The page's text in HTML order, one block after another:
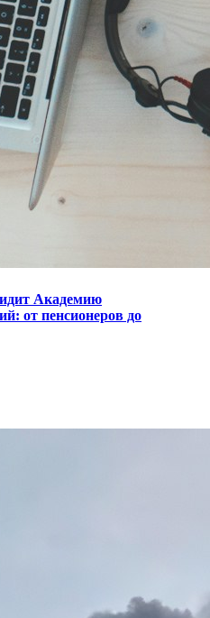
Академию
от пенсионеров до